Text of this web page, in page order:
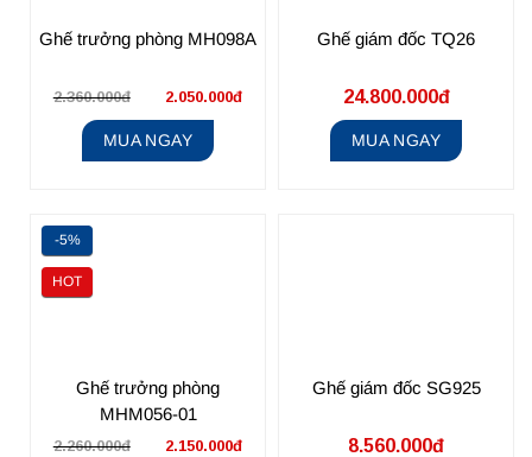
Ghế trưởng phòng MH098A
2.360.000đ 2.050.000đ
MUA NGAY
Ghế giám đốc TQ26
24.800.000đ
MUA NGAY
-5%
HOT
Ghế trưởng phòng
MHM056-01
2.260.000đ 2.150.000đ
Ghế giám đốc SG925
8.560.000đ